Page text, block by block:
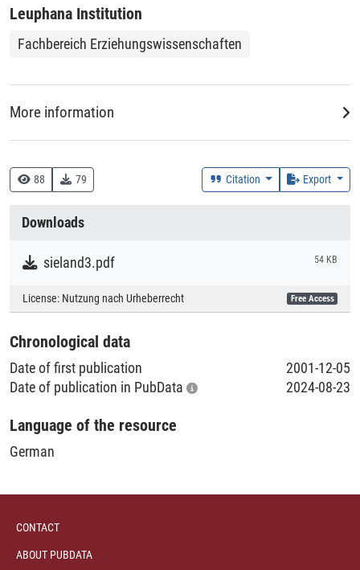
88 79 Citation Export
Downloads
sieland3.pdf 54 KB
License: Nutzung nach Urheberrecht Free Access
Chronological data
Date of first publication
2001-12-05
Date of publication in PubData
2024-08-23
Language of the resource
German
Leuphana Institution
Fachbereich Erziehungswissenschaften
More information
Research
Collections
CONTACT
ABOUT PUBDATA